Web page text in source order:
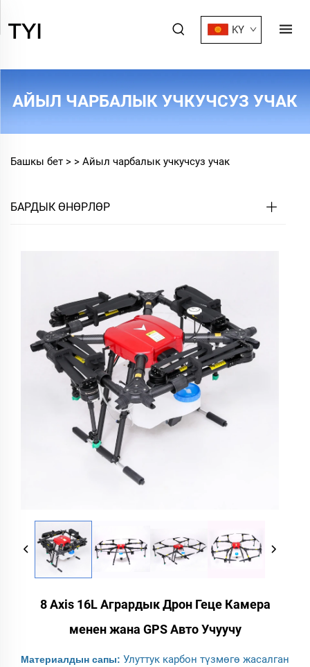
KY
АЙЫЛ ЧАРБАЛЫК УЧКУЧСУЗ УЧАК
Башкы бет > > Айыл чарбалык учкучсуз учак
БАРДЫК ӨНӨРЛӨР
8 Axis 16L Агрардык Дрон Геце Камера
менен жана GPS Авто Учуучу
Материалдын сапы: Улуттук карбон түзмөгө жасалган